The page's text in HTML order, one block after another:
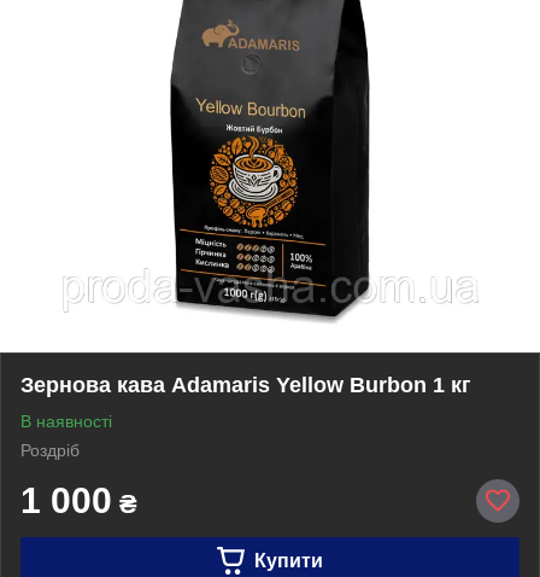
Зернова кава Adamaris Yellow Burbon 1 кг
В наявності
Роздріб
1 000 ₴
Купити